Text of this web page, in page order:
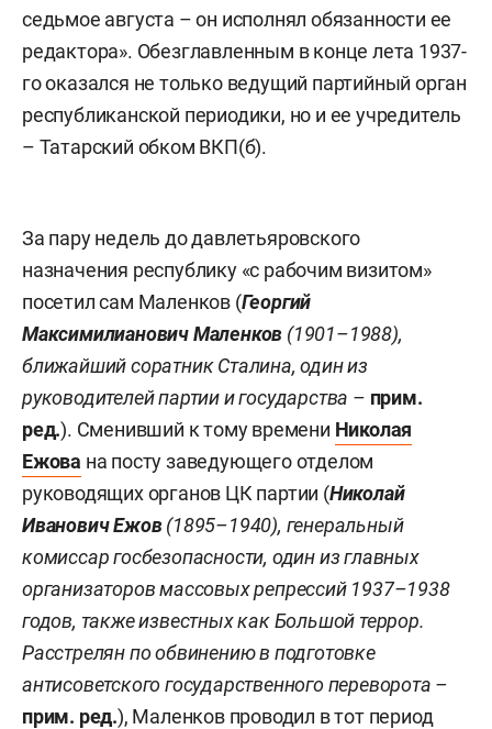
седьмое августа – он исполнял обязанности ее
редактора». Обезглавленным в конце лета 1937-
го оказался не только ведущий партийный орган
республиканской периодики, но и ее учредитель
– Татарский обком ВКП(б).
За пару недель до давлетьяровского
назначения республику «с рабочим визитом»
посетил сам Маленков (Георгий
Максимилианович Маленков (1901–1988),
ближайший соратник Сталина, один из
руководителей партии и государства – прим.
ред.). Сменивший к тому времени Николая
Ежова на посту заведующего отделом
руководящих органов ЦК партии (Николай
Иванович Ежов(1895–1940), генеральный
комиссар госбезопасности, один из главных
организаторов массовых репрессий 1937–1938
годов, также известных как Большой террор.
Расстрелян по обвинению в подготовке
антисоветского государственного переворота –
прим. ред.), Маленков проводил в тот период